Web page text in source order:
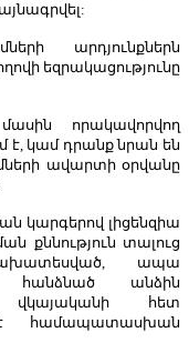
արդյունքներն
եզրակացությունը
մասին որակավորվող
է, կամ դրանք նրան են
ավարտի օրվանը
կարգերով լիցենզիա
քննություն տալուց
ապա
հանձնած անձին
վկայականի հետ
համապատասխան